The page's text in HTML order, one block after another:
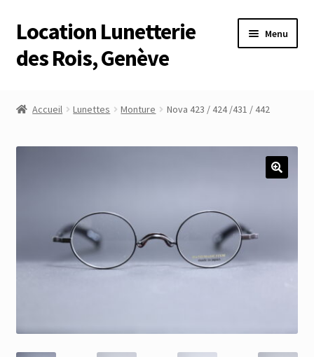
Aller
à
la
Aller
au
contenu
Location Lunetterie
des Rois, Genève
Menu
Compte
Membres
Accueil Lunettes Monture Nova 423 / 424 /431 / 442